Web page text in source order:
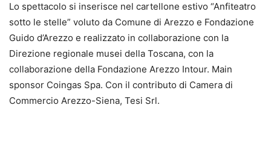
Lo spettacolo si inserisce nel cartellone estivo “Anfiteatro
sotto le stelle” voluto da Comune di Arezzo e Fondazione
Guido d’Arezzo e realizzato in collaborazione con la
Direzione regionale musei della Toscana, con la
collaborazione della Fondazione Arezzo Intour. Main
sponsor Coingas Spa. Con il contributo di Camera di
Commercio Arezzo-Siena, Tesi Srl.